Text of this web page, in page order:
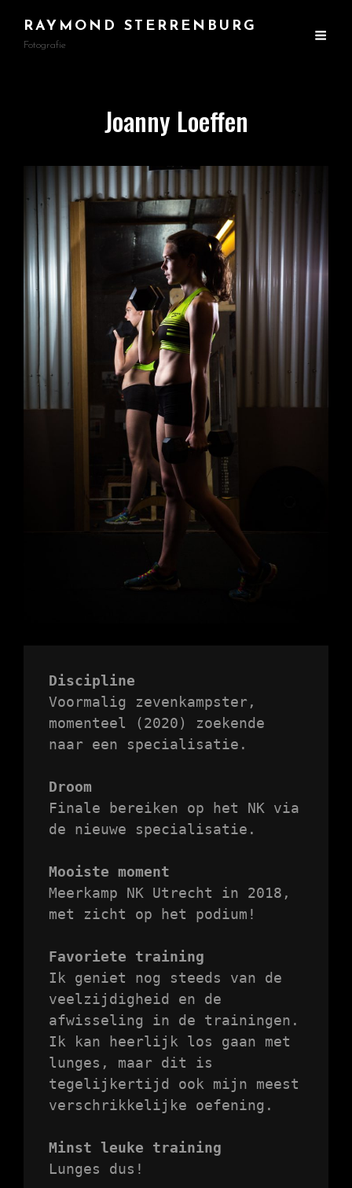
RAYMOND STERRENBURG
Fotografie
Joanny Loeffen
Discipline
Voormalig zevenkampster,
momenteel (2020) zoekende
naar een specialisatie.
Droom
Finale bereiken op het NK via
de nieuwe specialisatie.
Mooiste moment
Meerkamp NK Utrecht in 2018,
met zicht op het podium!
Favoriete training
Ik geniet nog steeds van de
veelzijdigheid en de
afwisseling in de trainingen.
Ik kan heerlijk los gaan met
lunges, maar dit is
tegelijkertijd ook mijn meest
verschrikkelijke oefening.
Minst leuke training
Lunges dus!